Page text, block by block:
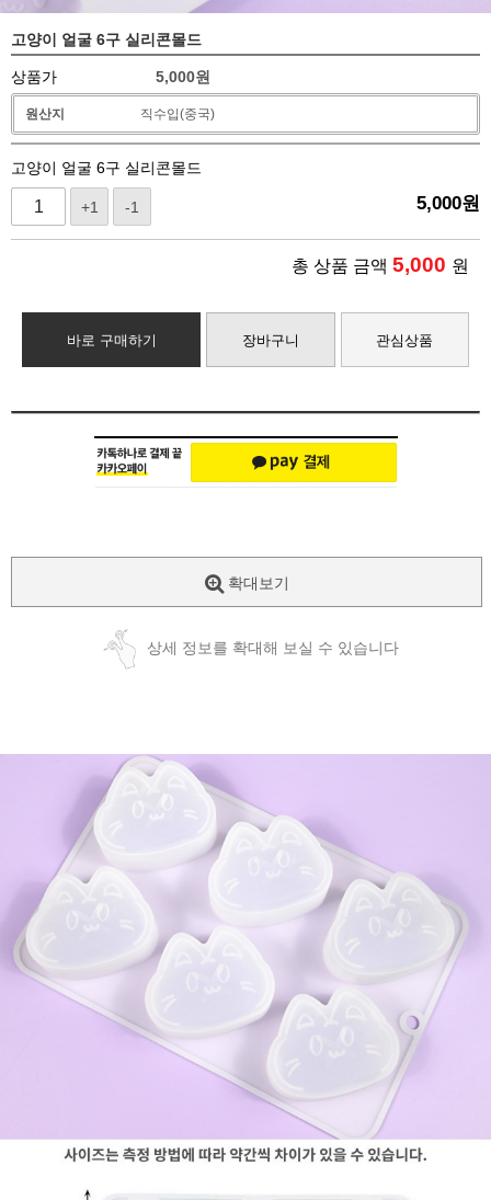
고양이 얼굴 6구 실리콘몰드
상품가 5,000원
원산지 직수입(중국)
고양이 얼굴 6구 실리콘몰드
+1 -1 5,000원
총 상품 금액 5,000 원
바로 구매하기 장바구니 관심상품
확대보기
상세 정보를 확대해 보실 수 있습니다